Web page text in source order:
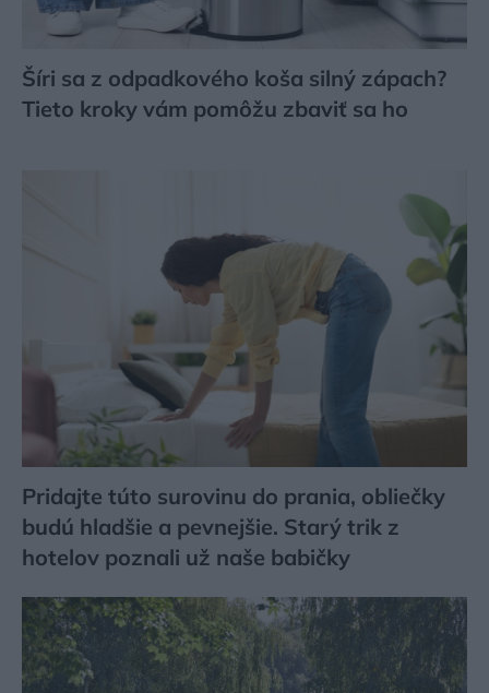
Šíri sa z odpadkového koša silný zápach?
Tieto kroky vám pomôžu zbaviť sa ho
Pridajte túto surovinu do prania, obliečky
budú hladšie a pevnejšie. Starý trik z
hotelov poznali už naše babičky